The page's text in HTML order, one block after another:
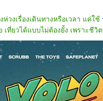
ห่วงเรื่องเดินทางหรือเวลา แค่ใช้
ที่ยวได้แบบไม่ต้องยั้ง เพราะชีวิต